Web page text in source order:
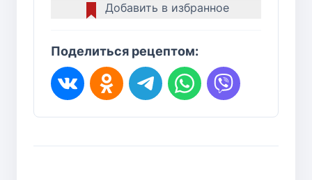
Добавить в избранное
Поделиться рецептом: